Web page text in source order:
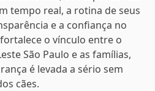
tempo real, a rotina de seus
e a confiança no
o vínculo entre o
São Paulo e as famílias,
é levada a sério sem
cães.